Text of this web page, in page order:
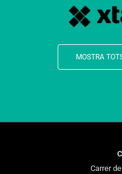
MOSTRA
Carrer